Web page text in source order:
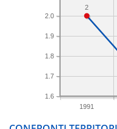
1991
1.6
1.7
1.8
1.9
2.0
2